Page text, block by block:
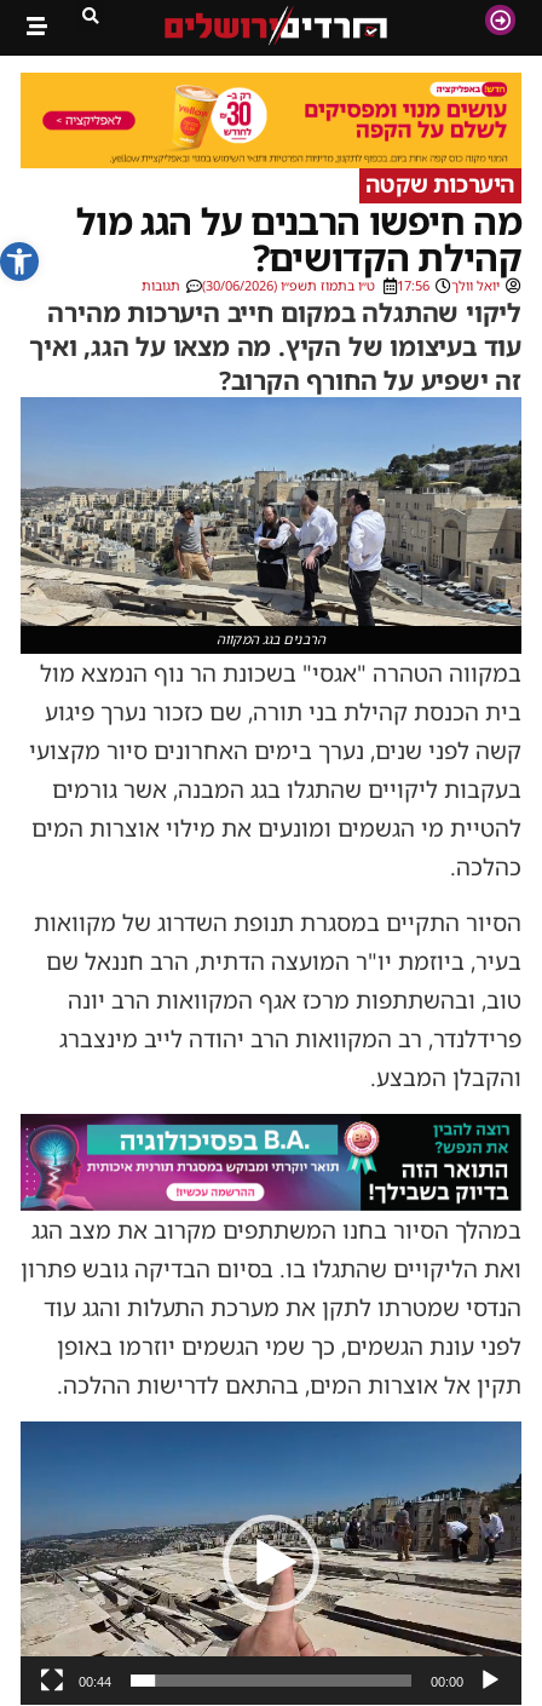
פתח
היערכות שקטה
מה חיפשו הרבנים על הגג מול
קהילת הקדושים?
יואל וולך 17:56 ט״ו בתמוז תשפ״ו (30/06/2026) תגובות
ליקוי שהתגלה במקום חייב היערכות מהירה
עוד בעיצומו של הקיץ. מה מצאו על הגג, ואיך
זה ישפיע על החורף הקרוב?
הרבנים בגג המקווה
במקווה הטהרה "אגסי" בשכונת הר נוף הנמצא מול
בית הכנסת קהילת בני תורה, שם כזכור נערך פיגוע
קשה לפני שנים, נערך בימים האחרונים סיור מקצועי
בעקבות ליקויים שהתגלו בגג המבנה, אשר גורמים
להטיית מי הגשמים ומונעים את מילוי אוצרות המים
כהלכה.
הסיור התקיים במסגרת תנופת השדרוג של מקוואות
בעיר, ביוזמת יו"ר המועצה הדתית, הרב חננאל שם
טוב, ובהשתתפות מרכז אגף המקוואות הרב יונה
פרידלנדר, רב המקוואות הרב יהודה לייב מינצברג
והקבלן המבצע.
במהלך הסיור בחנו המשתתפים מקרוב את מצב הגג
ואת הליקויים שהתגלו בו. בסיום הבדיקה גובש פתרון
הנדסי שמטרתו לתקן את מערכת התעלות והגג עוד
לפני עונת הגשמים, כך שמי הגשמים יוזרמו באופן
תקין אל אוצרות המים, בהתאם לדרישות ההלכה.
וידאו
00:00
00:44